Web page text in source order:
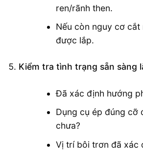
ren/rãnh then.
Nếu còn nguy cơ
được lắp.
Kiểm tra tình trạng sẵn sàng
Đã xác định hướng
Dụng cụ ép đúng cỡ
chưa?
Vị trí bôi trơn đã xác